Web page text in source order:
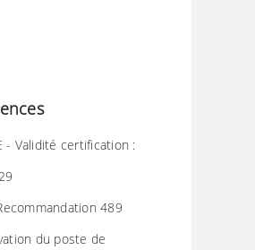
- Validité certification :
489
du poste de